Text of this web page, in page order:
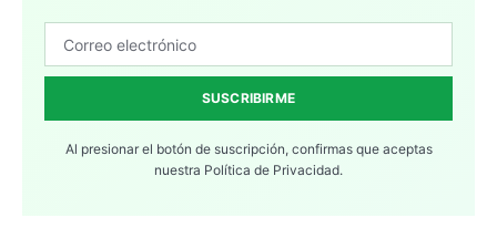
SUSCRIBIRME
Al presionar el botón de suscripción, confirmas que aceptas
nuestra Política de Privacidad.